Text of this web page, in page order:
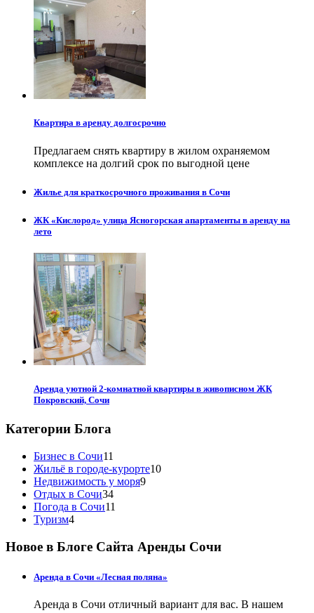
Квартира в аренду долгосрочно
Предлагаем снять квартиру в жилом охраняемом
комплексе на долгий срок по выгодной цене
Жилье для краткосрочного проживания в Сочи
ЖК «Кислород» улица Ясногорская апартаменты в аренду на
лето
Аренда уютной 2-комнатной квартиры в живописном ЖК
Покровский, Сочи
Категории Блога
Бизнес в Сочи11
Жильё в городе-курорте10
Недвижимость у моря9
Отдых в Сочи34
Погода в Сочи11
Туризм4
Новое в Блоге Сайта Аренды Сочи
Аренда в Сочи «Лесная поляна»
Аренда в Сочи отличный вариант для вас. В нашем